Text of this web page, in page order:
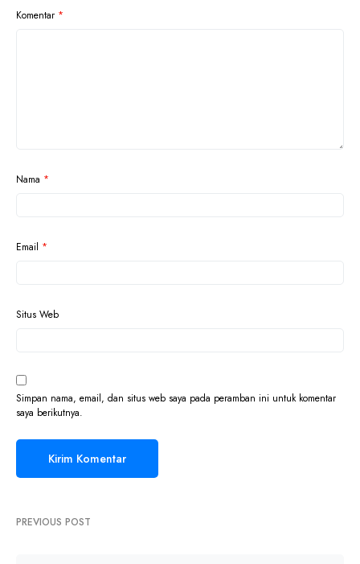
Komentar *
Nama *
Email *
Situs Web
Simpan nama, email, dan situs web saya pada peramban ini untuk komentar
saya berikutnya.
PREVIOUS POST